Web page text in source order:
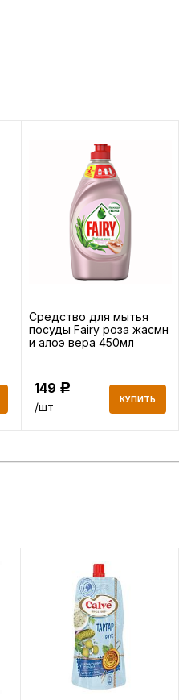
Средство для мытья
посуды Fairy роза жасмн
и алоэ вера 450мл
149 Р
/шт
КУПИТЬ